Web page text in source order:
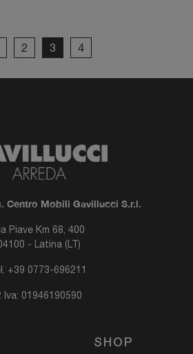
2 3 4
Centro Mobili Gavillucci S.r.l.
Piave Km 68, 400
- Latina (LT)
+39 0773-696211
Iva: 01946190590
SHOP